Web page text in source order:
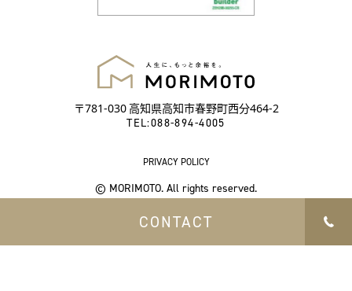
〒781-030 高知県高知市春野町西分464-2
TEL:088-894-4005
PRIVACY POLICY
© MORIMOTO. All rights reserved.
CONTACT